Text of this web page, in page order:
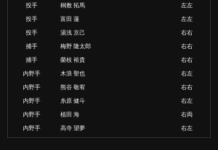
投手
桐敷 拓馬
左左
投手
富田 蓮
左左
投手
湯浅 京己
右右
捕手
梅野 隆太郎
右右
捕手
榮枝 裕貴
右右
内野手
木浪 聖也
右左
内野手
熊谷 敬宥
右右
内野手
糸原 健斗
右左
内野手
植田 海
右両
内野手
高寺 望夢 右左